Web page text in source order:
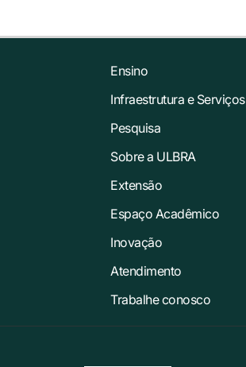
Ensino
Infraestrutura e Serviços
Pesquisa
Sobre a ULBRA
Extensão
Espaço Acadêmico
Inovação
Atendimento
Trabalhe conosco